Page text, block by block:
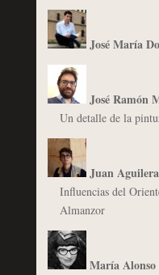
José María
José Ramón
Un detalle de la
Juan
Influencias del
Almanzor
María